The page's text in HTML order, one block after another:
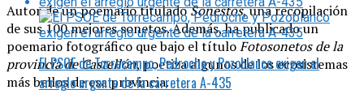
Autor de un poemario tituladoSonestos, una recopilación
de sus 100 mejores sonetos. Además, ha publicado un
poemario fotográfico que bajo el títuloFotosonetos de la
provincia de Castellón, poetiza algunos de los ecosistemas
más bellos de esa provincia.
El PSOE de Torrecampo, Pedroche y Pozoblanco exigen el
arreglo urgente de la carretera A-435